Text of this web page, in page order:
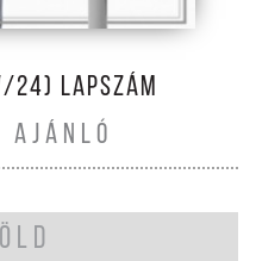
LAPSZÁM
AJÁNLÓ